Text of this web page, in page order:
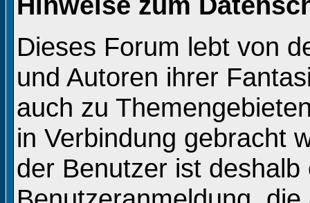
Dieses Forum lebt von
und Autoren ihrer
auch zu
in Verbindung gebracht
der Benutzer ist